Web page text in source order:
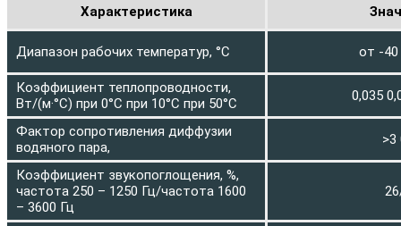
Характеристика
Диапазон рабочих температур, °С от -
Коэффициент теплопроводности,
Вт/(м·°С) при 0°С при 10°С при 50°С
0,035
Фактор сопротивления диффузии
водяного пара,
>3
Коэффициент звукопоглощения, %,
частота 250 – 1250 Гц/частота 1600
– 3600 Гц